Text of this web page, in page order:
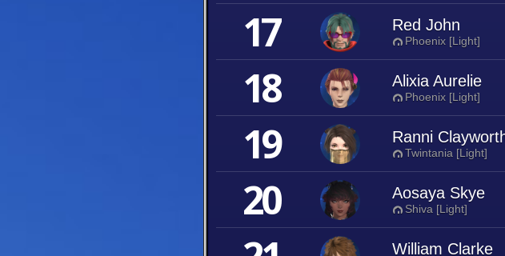
17 Red John
Phoenix [Light]
18 Alixia Aurelie
Phoenix [Light]
19 Ranni
Twintania [Light]
20 Aosaya Skye
Shiva [Light]
William Clarke